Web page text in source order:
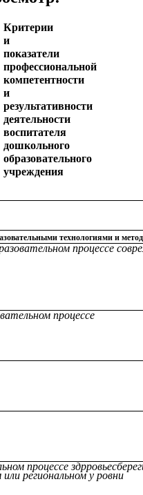
Критерии
и
показатели
профессиональной
компетентности
и
результативности
деятельности
воспитателя
дошкольного
образовательного
учреждения
технологиями и
процессе
процессе
процессе
региональном у ровни